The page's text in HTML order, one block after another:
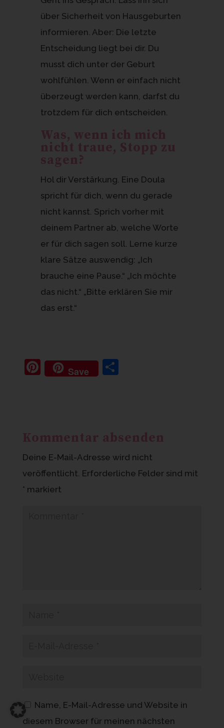
über Sicherheit von Hausgeburten
informieren. Aber: Die letzte
Entscheidung liegt bei dir. Du
musst dich unter der Geburt
wohlfühlen. Wenn er einfach nicht
überzeugt werden kann, darfst du
trotzdem für dich entscheiden.
Was, wenn ich mich
nicht traue, Stopp zu
sagen?
Hol dir Verstärkung. Eine Doula
spricht für dich, wenn du gerade
nicht kannst. Sprich vorher mit
deinem Partner ab, welche Worte
er für dich sagen soll. Lerne kurze
klare Sätze auswendig: „Ich
brauche eine Pause.“ „Ich möchte
das nicht.“ „Bitte erklären Sie mir
das erst.“
Pi
nt
st
Save
Kommentar absenden
Deine E-Mail-Adresse wird nicht
veröffentlicht. Erforderliche Felder sind mit
* markiert
Name, E-Mail-Adresse und Website in
diesem Browser für meinen nächsten